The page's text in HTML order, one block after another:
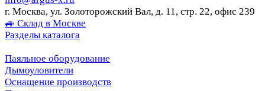
г. Москва, ул. Золоторожский Вал, д. 11, стр. 22, офис 239
🚙 Склад в Москве
Разделы каталога
Паяльное оборудование
Дымоуловители
Оснащение производств